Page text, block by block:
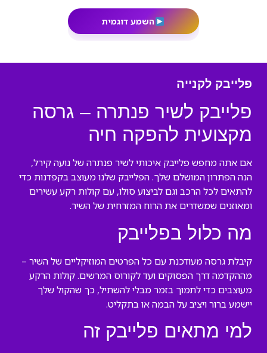
השמע דוגמית
פלייבק לקנייה
פלייבק לשיר פנתרה – גרסה
מקצועית להפקה חיה
אם אתה מחפש פלייבק איכותי לשיר פנתרה של נועה קירל,
הנה הפתרון המושלם שלך. הפלייבק שלנו מעוצב בקפדנות כדי
להתאים לכל הרכב וגם לביצוע סולו, עם קולות רקע עשירים
ומאוזנים שמשדרים את הרוח המזרחית של השיר.
מה כלול בפלייבק
קיבלת גרסה מעודכנת עם כל הפרטים המוזיקליים של השיר –
מההקדמה דרך הפסוקים ועד לקורוס המרשים. קולות הרקע
מעוצבים כדי לתמוך בזמר מבלי להשתיל, כך שהקול שלך
יישמע ברור ויציב על הבמה או בתקליט.
למי מתאים פלייבק זה